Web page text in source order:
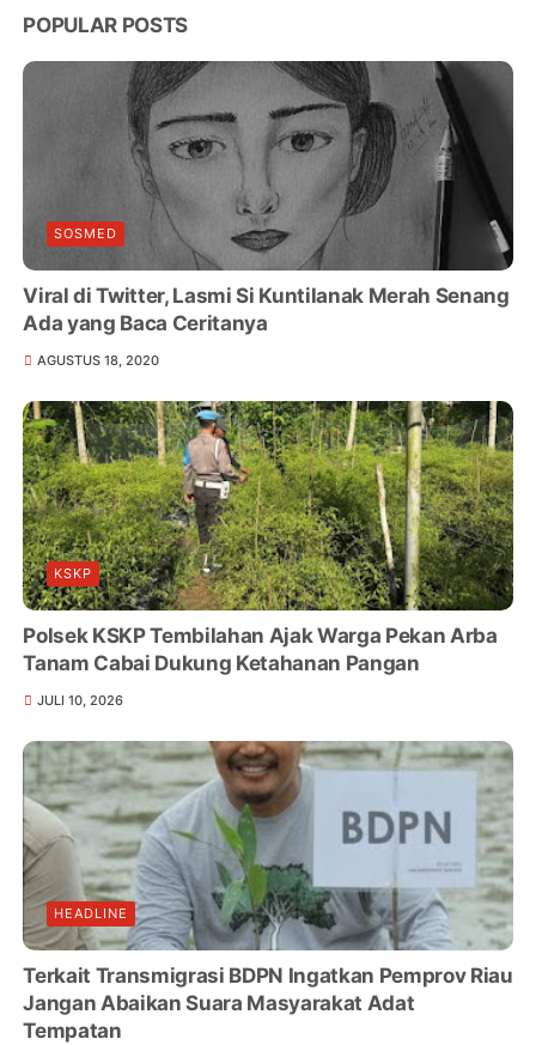
POPULAR POSTS
SOSMED
Viral di Twitter, Lasmi Si Kuntilanak Merah Senang
Ada yang Baca Ceritanya
AGUSTUS 18, 2020
KSKP
Polsek KSKP Tembilahan Ajak Warga Pekan Arba
Tanam Cabai Dukung Ketahanan Pangan
JULI 10, 2026
HEADLINE
Terkait Transmigrasi BDPN Ingatkan Pemprov Riau
Jangan Abaikan Suara Masyarakat Adat
Tempatan